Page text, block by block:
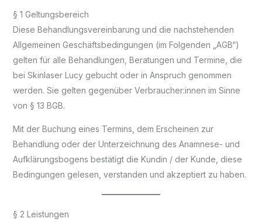
§ 1 Geltungsbereich
Diese Behandlungsvereinbarung und die nachstehenden
Allgemeinen Geschäftsbedingungen (im Folgenden „AGB“)
gelten für alle Behandlungen, Beratungen und Termine, die
bei Skinlaser Lucy gebucht oder in Anspruch genommen
werden. Sie gelten gegenüber Verbraucher:innen im Sinne
von § 13 BGB.
Mit der Buchung eines Termins, dem Erscheinen zur
Behandlung oder der Unterzeichnung des Anamnese- und
Aufklärungsbogens bestätigt die Kundin / der Kunde, diese
Bedingungen gelesen, verstanden und akzeptiert zu haben.
§ 2 Leistungen